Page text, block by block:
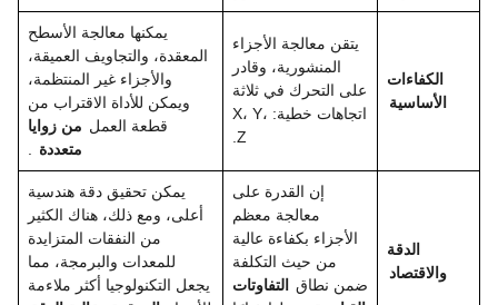
الكفاءات
الأساسية
يتقن معالجة الأجزاء
المنشورية، وقادر
على التحرك في ثلاثة
اتجاهات خطية: X، Y،
Z.
يمكنها معالجة الأسطح
المعقدة، والتجاويف العميقة،
والأجزاء غير المنتظمة،
ويمكن للأداة الاقتراب من
قطعة العمل من زوايا
متعددة
الدقة
والاقتصاد
إن القدرة على
معالجة معظم
الأجزاء بكفاءة عالية
من حيث التكلفة
ضمن نطاق
التفاوتات
يمكن تحقيق دقة هندسية
أعلى، ومع ذلك، هناك الكثير
من النفقات المتزايدة
للمعدات والبرمجة، مما
يجعل التكنولوجيا أكثر ملاءمة